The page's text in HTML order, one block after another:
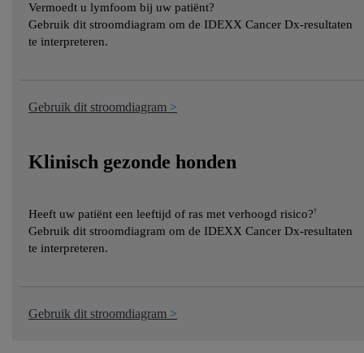
Vermoedt u lymfoom bij uw patiënt?
Gebruik dit stroomdiagram om de IDEXX Cancer Dx-resultaten
te interpreteren.
Gebruik dit stroomdiagram
Klinisch gezonde honden
Heeft uw patiënt een leeftijd of ras met verhoogd risico?†
Gebruik dit stroomdiagram om de IDEXX Cancer Dx-resultaten
te interpreteren.
Gebruik dit stroomdiagram